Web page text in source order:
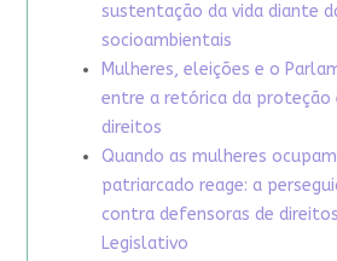
sustentação da vida diante
socioambientais
Mulheres, eleições e o
entre a retórica da proteção
direitos
Quando as mulheres
patriarcado reage: a
contra defensoras de
Legislativo